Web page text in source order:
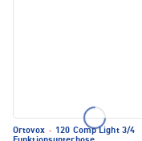
Ortovox · 120 Comp Light 3/4